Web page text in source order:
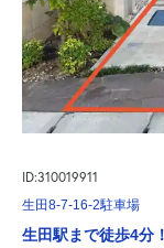
ID:310019911
生田8-7-16-2駐車場
生田駅まで徒歩4分